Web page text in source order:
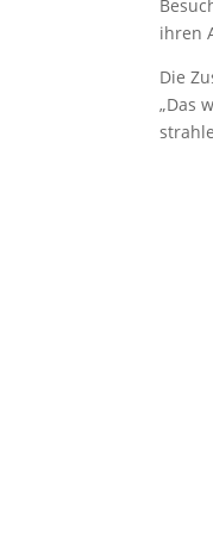
ihren
Die
„Das